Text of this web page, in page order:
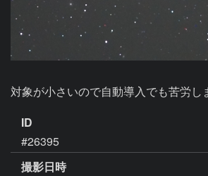
対象が小さいので自動導入でも苦労し
ID
#26395
撮影日時